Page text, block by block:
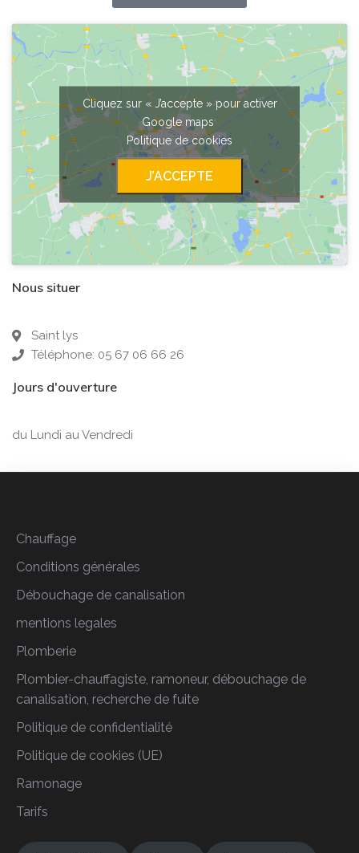
Cliquez sur « J’accepte » pour activer
Google maps
Politique de cookies
J’ACCEPTE
Nous situer
Saint lys
Téléphone: 05 67 06 66 26
Jours d'ouverture
du Lundi au Vendredi
Chauffage
Conditions générales
Débouchage de canalisation
mentions legales
Plomberie
Plombier-chauffagiste, ramoneur, débouchage de
canalisation, recherche de fuite
Politique de confidentialité
Politique de cookies (UE)
Ramonage
Tarifs